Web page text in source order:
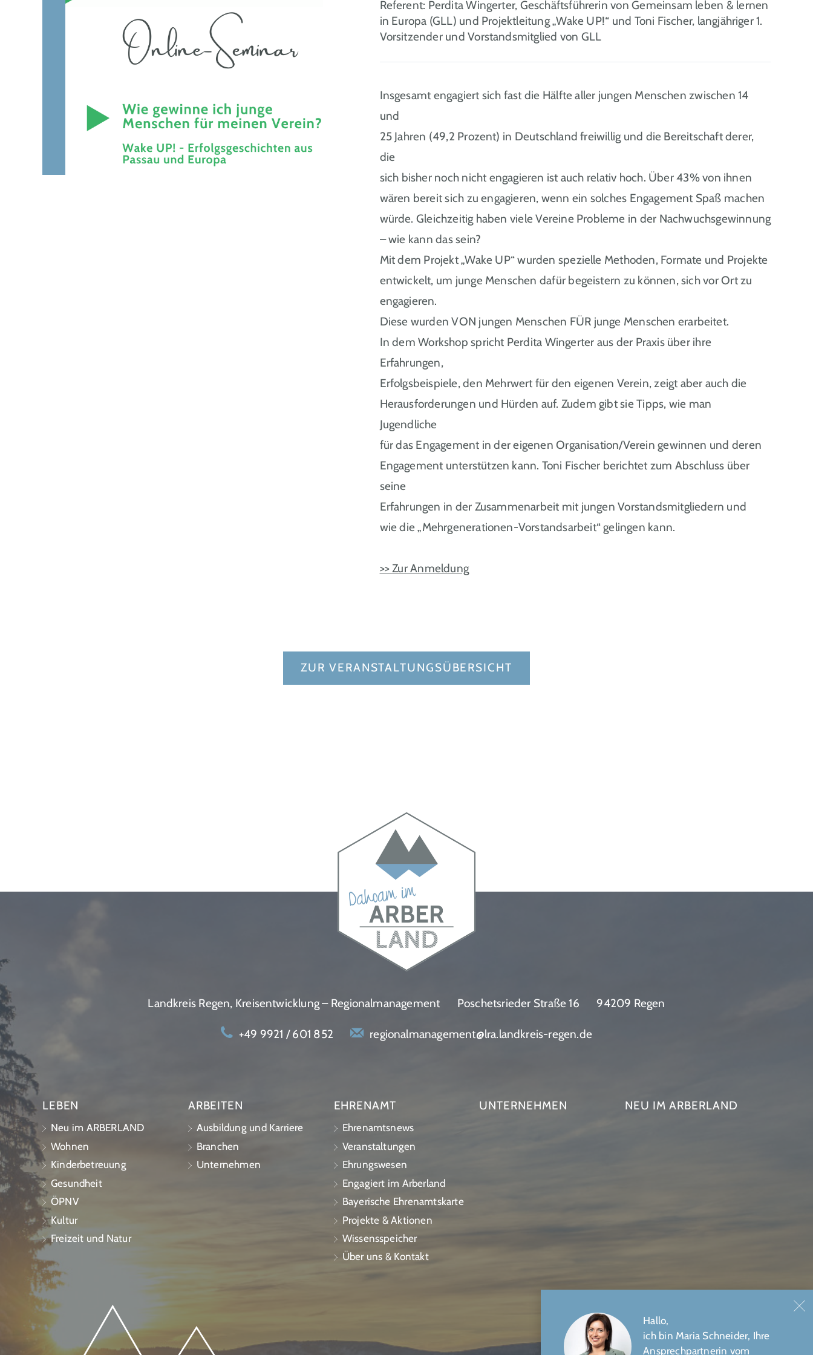
Referent: Perdita Wingerter, Geschäftsführerin von Gemeinsam leben & lernen
in Europa (GLL) und Projektleitung „Wake UP!“ und Toni Fischer, langjähriger 1.
Vorsitzender und Vorstandsmitglied von GLL
Insgesamt engagiert sich fast die Hälfte aller jungen Menschen zwischen 14
und
25 Jahren (49,2 Prozent) in Deutschland freiwillig und die Bereitschaft derer,
die
sich bisher noch nicht engagieren ist auch relativ hoch. Über 43% von ihnen
wären bereit sich zu engagieren, wenn ein solches Engagement Spaß machen
würde. Gleichzeitig haben viele Vereine Probleme in der Nachwuchsgewinnung
– wie kann das sein?
Mit dem Projekt „Wake UP“ wurden spezielle Methoden, Formate und Projekte
entwickelt, um junge Menschen dafür begeistern zu können, sich vor Ort zu
engagieren.
Diese wurden VON jungen Menschen FÜR junge Menschen erarbeitet.
In dem Workshop spricht Perdita Wingerter aus der Praxis über ihre
Erfahrungen,
Erfolgsbeispiele, den Mehrwert für den eigenen Verein, zeigt aber auch die
Herausforderungen und Hürden auf. Zudem gibt sie Tipps, wie man
Jugendliche
für das Engagement in der eigenen Organisation/Verein gewinnen und deren
Engagement unterstützen kann. Toni Fischer berichtet zum Abschluss über
seine
Erfahrungen in der Zusammenarbeit mit jungen Vorstandsmitgliedern und
wie die „Mehrgenerationen-Vorstandsarbeit“ gelingen kann.
>> Zur Anmeldung
Hallo,
ich bin Maria Schneider, Ihre
Ansprechpartnerin vom
ZUR VERANSTALTUNGSÜBERSICHT
Landkreis Regen, Kreisentwicklung – Regionalmanagement Poschetsrieder Straße 16 94209 Regen
+49 9921 / 601 852 regionalmanagement@lra.landkreis-regen.de
LEBEN
Neu im ARBERLAND
Wohnen
Kinderbetreuung
Gesundheit
ÖPNV
Kultur
Freizeit und Natur
ARBEITEN
Ausbildung und Karriere
Branchen
Unternehmen
EHRENAMT
Ehrenamtsnews
Veranstaltungen
Ehrungswesen
Engagiert im Arberland
Bayerische Ehrenamtskarte
Projekte & Aktionen
Wissensspeicher
Über uns & Kontakt
UNTERNEHMEN NEU IM ARBERLAND